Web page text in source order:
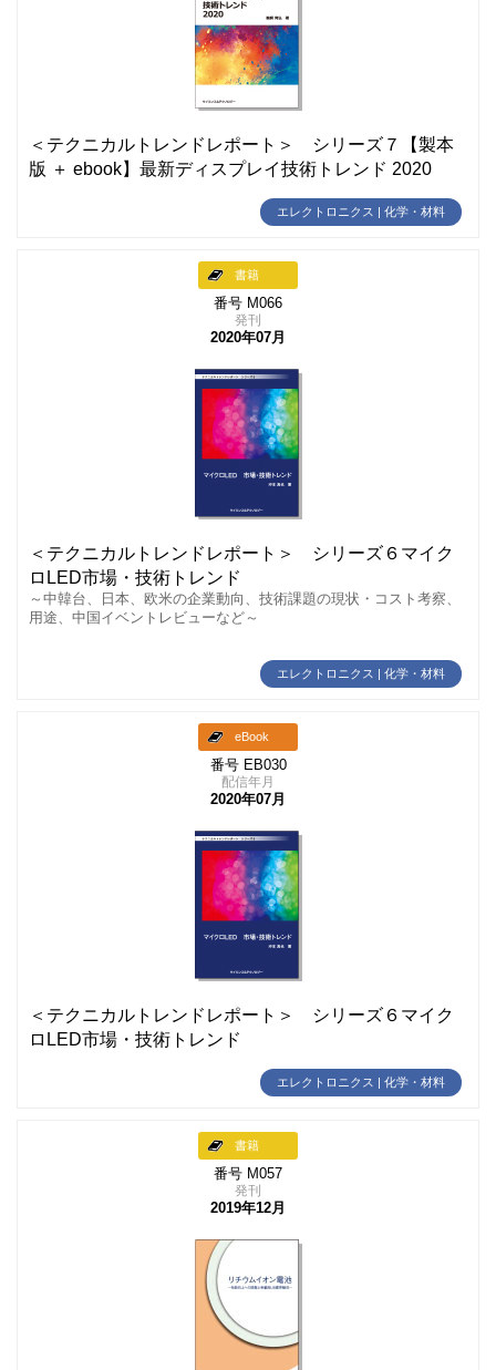
＜テクニカルトレンドレポート＞ シリーズ７【製本
版 ＋ ebook】最新ディスプレイ技術トレンド 2020
エレクトロニクス | 化学・材料
書籍
番号 M066
発刊
2020年07月
＜テクニカルトレンドレポート＞ シリーズ６マイク
ロLED市場・技術トレンド
～中韓台、日本、欧米の企業動向、技術課題の現状・コスト考察、
用途、中国イベントレビューなど～
エレクトロニクス | 化学・材料
eBook
番号 EB030
配信年月
2020年07月
＜テクニカルトレンドレポート＞ シリーズ６マイク
ロLED市場・技術トレンド
エレクトロニクス | 化学・材料
書籍
番号 M057
発刊
2019年12月